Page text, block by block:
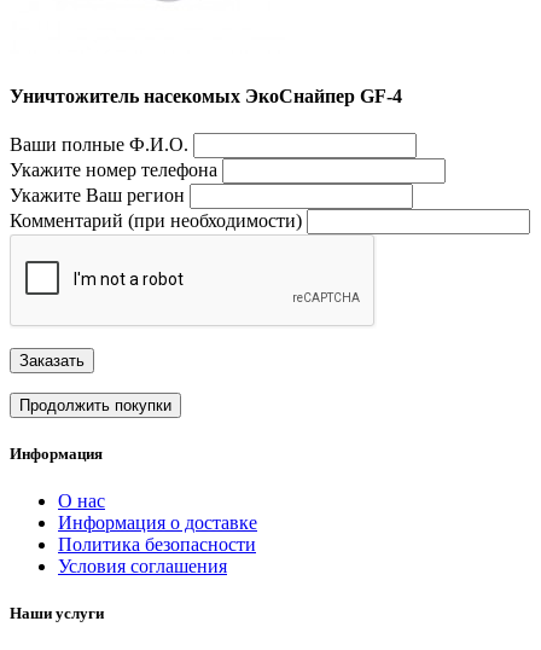
Уничтожитель насекомых ЭкоСнайпер GF-4
Ваши полные Ф.И.О.
Укажите номер телефона
Укажите Ваш регион
Комментарий (при необходимости)
Заказать
Продолжить покупки
Информация
О нас
Информация о доставке
Политика безопасности
Условия соглашения
Наши услуги